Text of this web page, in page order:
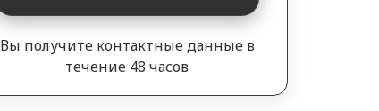
Вы получите контактные данные в
течение 48 часов